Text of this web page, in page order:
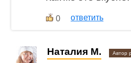
0 ответить
Наталия М. Автор